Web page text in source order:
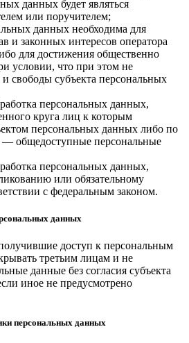
данных будет являться
или поручителем;
данных необходима для
и законных интересов оператора
для достижения общественно
условии, что при этом не
свободы субъекта персональных
персональных данных,
круга лиц к которым
персональных данных либо по
— общедоступные персональные
персональных данных,
или обязательному
с федеральным законом.
данных
доступ к персональным
третьим лицам и не
данные без согласия субъекта
иное не предусмотрено
персональных данных